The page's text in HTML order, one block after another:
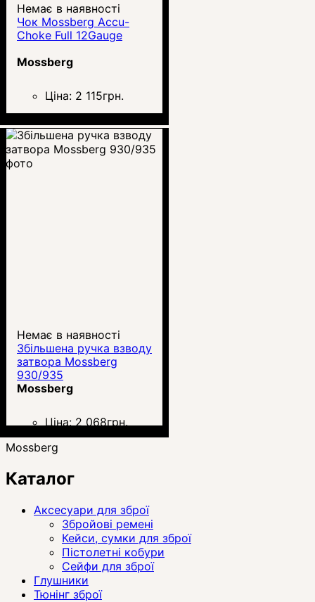
Немає в наявності
Чок Mossberg Accu-
Choke Full 12Gauge
Mossberg
Ціна: 2 115грн.
Немає в наявності
Збільшена ручка взводу
затвора Mossberg
930/935
Mossberg
Ціна: 2 068грн.
Mossberg
Каталог
Аксесуари для зброї
Збройові ремені
Кейси, сумки для зброї
Пістолетні кобури
Сейфи для зброї
Глушники
Тюнінг зброї